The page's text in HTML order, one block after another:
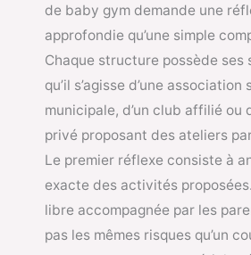
de baby gym demande une
approfondie qu’une simple
Chaque structure possède ses
qu’il s’agisse d’une
municipale, d’un club affilié ou
privé proposant des ateliers
Le premier réflexe consiste à
exacte des activités
libre accompagnée par les
pas les mêmes risques qu’un